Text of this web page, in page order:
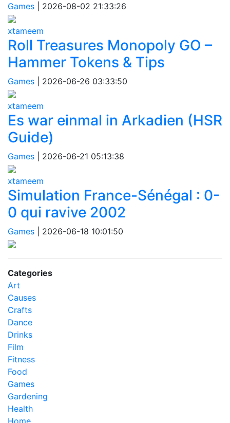
Games 2026-08-02 21:33:26
xtameem
Roll Treasures Monopoly GO –
Hammer Tokens & Tips
Games 2026-06-26 03:33:50
xtameem
Es war einmal in Arkadien (HSR
Guide)
Games 2026-06-21 05:13:38
xtameem
Simulation France-Sénégal : 0-
0 qui ravive 2002
Games 2026-06-18 10:01:50
Categories
Art
Causes
Crafts
Dance
Drinks
Film
Fitness
Food
Games
Gardening
Health
Home